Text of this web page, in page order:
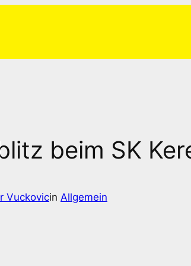
beim SK
Vuckovicin Allgemein